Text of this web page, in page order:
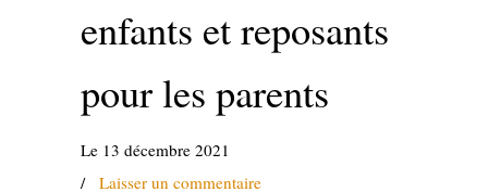
enfants et reposants
pour les parents
Le 13 décembre 2021
/ Laisser un commentaire